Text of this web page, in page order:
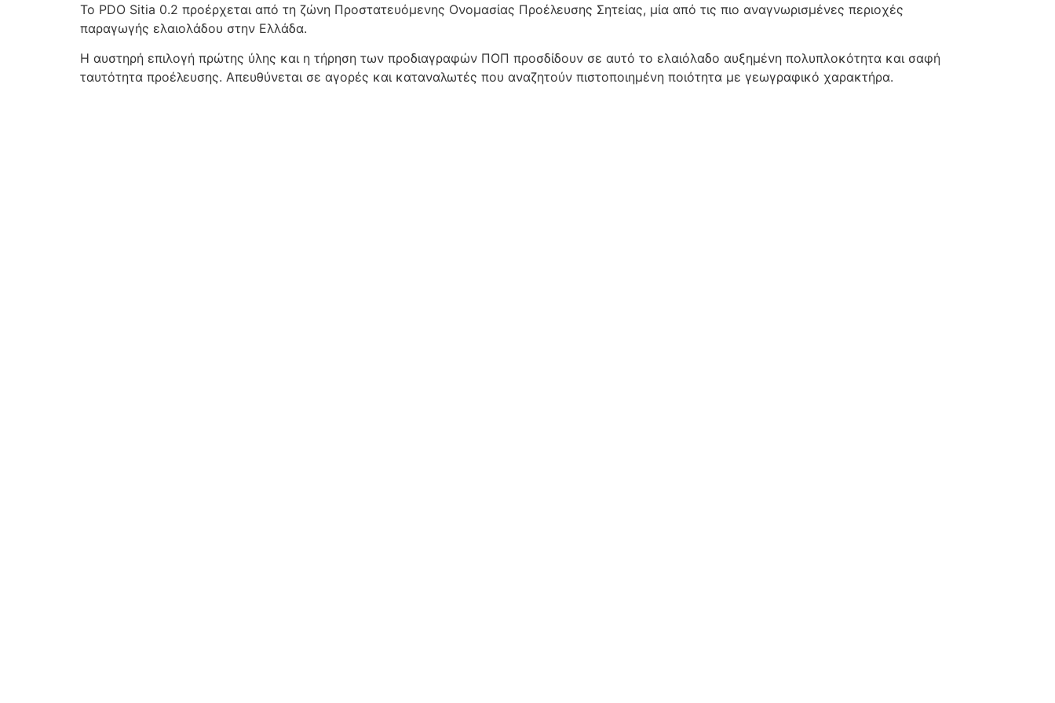
Το PDO Sitia 0.2 προέρχεται από τη ζώνη Προστατευόμενης Ονομασίας Προέλευσης Σητείας, μία από τις πιο αναγνωρισμένες περιοχές
παραγωγής ελαιολάδου στην Ελλάδα.
Η αυστηρή επιλογή πρώτης ύλης και η τήρηση των προδιαγραφών ΠΟΠ προσδίδουν σε αυτό το ελαιόλαδο αυξημένη πολυπλοκότητα και σαφή
ταυτότητα προέλευσης. Απευθύνεται σε αγορές και καταναλωτές που αναζητούν πιστοποιημένη ποιότητα με γεωγραφικό χαρακτήρα.